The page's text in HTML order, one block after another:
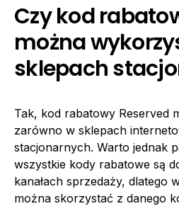
Czy kod
można
sklepach
Tak, kod rabatowy Reserved
zarówno w sklepach
stacjonarnych. Warto jednak
wszystkie kody rabatowe są
kanałach sprzedaży, dlatego
można skorzystać z danego